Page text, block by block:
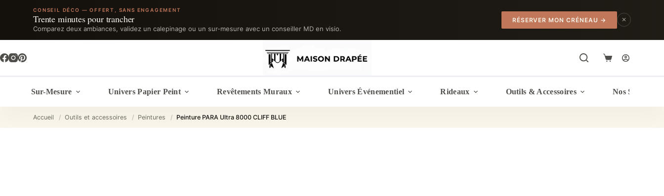
CONSEIL DÉCO — OFFERT, SANS ENGAGEMENT
Trente minutes pour trancher
Comparez deux ambiances, validez un calepinage ou un sur-mesure avec un conseiller MD en visio.
RÉSERVER MON CRÉNEAU → ✕
au
contenu
Panier
Sur-Mesure Univers Papier Peint Revêtements Muraux Univers Événementiel Rideaux Outils & Accessoires Nos Services
Accueil / Outils et accessoires / Peintures / Peinture PARA Ultra 8000 CLIFF BLUE